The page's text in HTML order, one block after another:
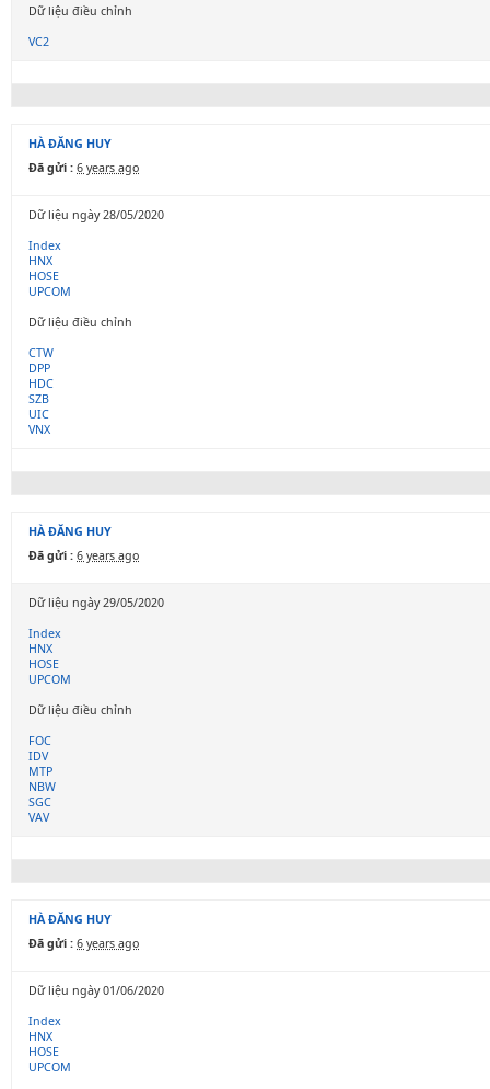
Dữ liệu điều chỉnh
VC2
HÀ ĐĂNG HUY
Đã gửi : 6 years ago
Dữ liệu ngày 28/05/2020
Index
HNX
HOSE
UPCOM
Dữ liệu điều chỉnh
CTW
DPP
HDC
SZB
UIC
VNX
HÀ ĐĂNG HUY
Đã gửi : 6 years ago
Dữ liệu ngày 29/05/2020
Index
HNX
HOSE
UPCOM
Dữ liệu điều chỉnh
FOC
IDV
MTP
NBW
SGC
VAV
HÀ ĐĂNG HUY
Đã gửi : 6 years ago
Dữ liệu ngày 01/06/2020
Index
HNX
HOSE
UPCOM